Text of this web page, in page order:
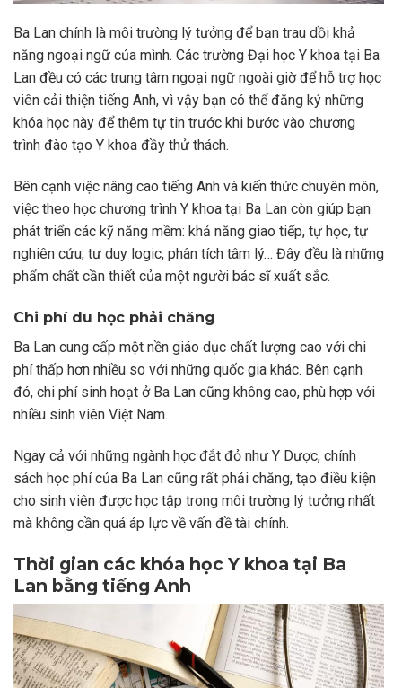
Ba Lan chính là môi trường lý tưởng để bạn trau dồi khả
năng ngoại ngữ của mình. Các trường Đại học Y khoa tại Ba
Lan đều có các trung tâm ngoại ngữ ngoài giờ để hỗ trợ học
viên cải thiện tiếng Anh, vì vậy bạn có thể đăng ký những
khóa học này để thêm tự tin trước khi bước vào chương
trình đào tạo Y khoa đầy thử thách.
Bên cạnh việc nâng cao tiếng Anh và kiến thức chuyên môn,
việc theo học chương trình Y khoa tại Ba Lan còn giúp bạn
phát triển các kỹ năng mềm: khả năng giao tiếp, tự học, tự
nghiên cứu, tư duy logic, phân tích tâm lý… Đây đều là những
phẩm chất cần thiết của một người bác sĩ xuất sắc.
Chi phí du học phải chăng
Ba Lan cung cấp một nền giáo dục chất lượng cao với chi
phí thấp hơn nhiều so với những quốc gia khác. Bên cạnh
đó, chi phí sinh hoạt ở Ba Lan cũng không cao, phù hợp với
nhiều sinh viên Việt Nam.
Ngay cả với những ngành học đắt đỏ như Y Dược, chính
sách học phí của Ba Lan cũng rất phải chăng, tạo điều kiện
cho sinh viên được học tập trong môi trường lý tưởng nhất
mà không cần quá áp lực về vấn đề tài chính.
Thời gian các khóa học Y khoa tại Ba
Lan bằng tiếng Anh